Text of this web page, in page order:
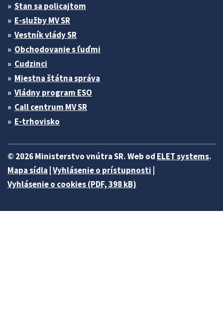
Stan sa policajtom
E-služby MV SR
Vestník vlády SR
Obchodovanie s ľuďmi
Cudzinci
Miestna štátna správa
Vládny program ESO
Call centrum MV SR
E-trhovisko
© 2026 Ministerstvo vnútra SR. Web od ELET systems.
Mapa sídla Vyhlásenie o prístupnosti
Vyhlásenie o cookies (PDF, 398 kB)